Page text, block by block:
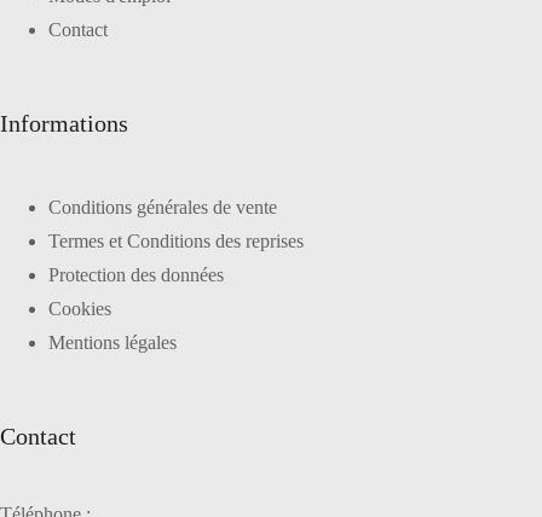
Contact
Informations
Conditions générales de vente
Termes et Conditions des reprises
Protection des données
Cookies
Mentions légales
Contact